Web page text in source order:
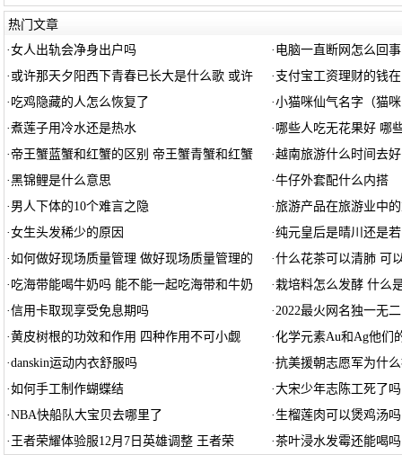
热门文章
·女人出轨会净身出户吗 · 电脑一直断网怎么回事
· 或许那天夕阳西下青春已长大是什么歌 或许 · 支付宝工资理财的钱
· 吃鸡隐藏的人怎么恢复了 ·小猫咪仙气名字（猫
·煮莲子用冷水还是热水 · 哪些人吃无花果好 哪
· 帝王蟹蓝蟹和红蟹的区别 帝王蟹青蟹和红蟹 ·越南旅游什么时间去
·黑锦鲤是什么意思 ·牛仔外套配什么内搭
· 男人下体的10个难言之隐 ·旅游产品在旅游业中
·女生头发稀少的原因 ·纯元皇后是晴川还是
·如何做好现场质量管理 做好现场质量管理的 ·什么花茶可以清肺 可
· 吃海带能喝牛奶吗 能不能一起吃海带和牛奶 ·栽培料怎么发酵 什么
·信用卡取现享受免息期吗 ·2022最火网名独一无
·黄皮树根的功效和作用 四种作用不可小觑 ·化学元素Au和Ag他们
·danskin运动内衣舒服吗 ·抗美援朝志愿军为什
·如何手工制作蝴蝶结 ·大宋少年志陈工死了吗
·NBA快船队大宝贝去哪里了 · 生榴莲肉可以煲鸡汤
· 王者荣耀体验服12月7日英雄调整 王者荣 ·茶叶浸水发霉还能喝